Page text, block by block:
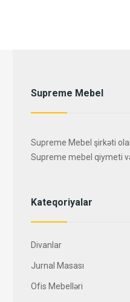
Supreme Mebel
Supreme Mebel şirkəti
Supreme mebel qiymeti
Kateqoriyalar
Divanlar
Jurnal Masası
Ofis Mebelləri